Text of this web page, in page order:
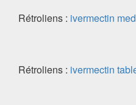
Rétroliens : ivermectin
Rétroliens : ivermectin